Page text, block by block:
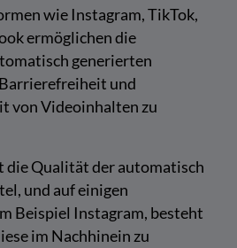
wie Instagram, TikTok,
ermöglichen die
generierten
und
von Videoinhalten zu
die Qualität der automatisch
und auf einigen
Beispiel Instagram, besteht
im Nachhinein zu